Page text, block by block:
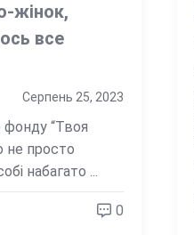
жінок,
все
Серпень 25, 2023
фонду “Твоя
просто
набагато ...
0